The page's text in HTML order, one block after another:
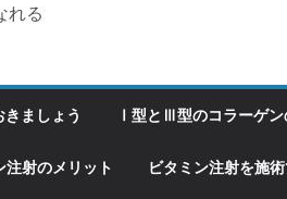
れる
ましょう Ⅰ型とⅢ型のコラーゲ
注射のメリット ビタミン注射を施